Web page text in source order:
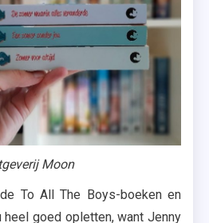
Moon
To All The Boys-boeken en
heel goed opletten, want Jenny